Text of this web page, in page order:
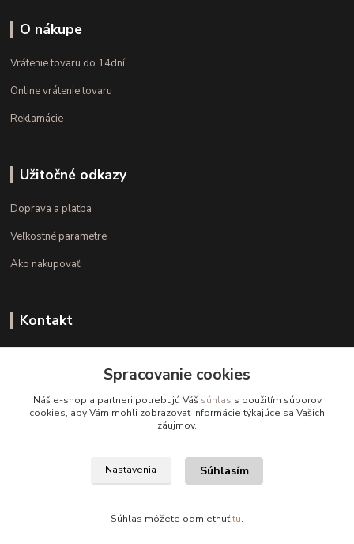
O nákupe
Vrátenie tovaru do 14dní
Online vrátenie tovaru
Reklamácie
Užitočné odkazy
Doprava a platba
Veľkostné parametre
Ako nakupovať
Kontakt
(Po.-Pi. 10.00 - 15.00)
info@kvalitnaBielizen.sk
Copyright © kvalitnabielizen.sk
Spracovanie cookies
Náš e-shop a partneri potrebujú Váš súhlas s použitím súborov
cookies, aby Vám mohli zobrazovať informácie týkajúce sa Vašich
záujmov.
Nastavenia Súhlasím
Súhlas môžete odmietnuťtu.